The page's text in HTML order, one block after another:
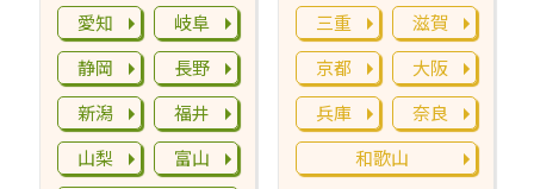
愛知
岐阜
静岡
長野
新潟
福井
山梨
富山
三重
滋賀
京都
大阪
兵庫
奈良
和歌山